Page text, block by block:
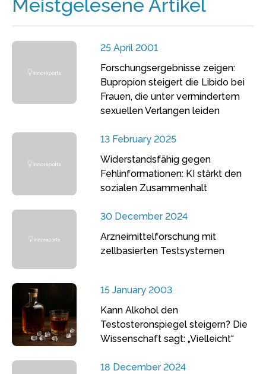
Meistgelesene Artikel
25 April 2001
Forschungsergebnisse zeigen:
Bupropion steigert die Libido bei
Frauen, die unter vermindertem
sexuellen Verlangen leiden
13 February 2025
Widerstandsfähig gegen
Fehlinformationen: KI stärkt den
sozialen Zusammenhalt
30 December 2024
Arzneimittelforschung mit
zellbasierten Testsystemen
15 January 2003
Kann Alkohol den
Testosteronspiegel steigern? Die
Wissenschaft sagt: „Vielleicht“
18 December 2024